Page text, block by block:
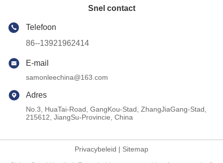
Snel contact
Telefoon
86--13921962414
E-mail
samonleechina@163.com
Adres
No.3, HuaTai-Road, GangKou-Stad, ZhangJiaGang-Stad,
215612, JiangSu-Provincie, China
Privacybeleid | Sitemap